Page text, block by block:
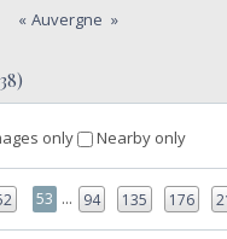
Auvergne
only Nearby only
53 ... 94 135 176